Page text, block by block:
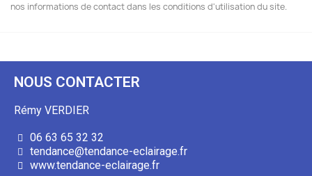
nos informations de contact dans les conditions d'utilisation du site.
NOUS CONTACTER
Rémy VERDIER
06 63 65 32 32
tendance@tendance-eclairage.fr
www.tendance-eclairage.fr